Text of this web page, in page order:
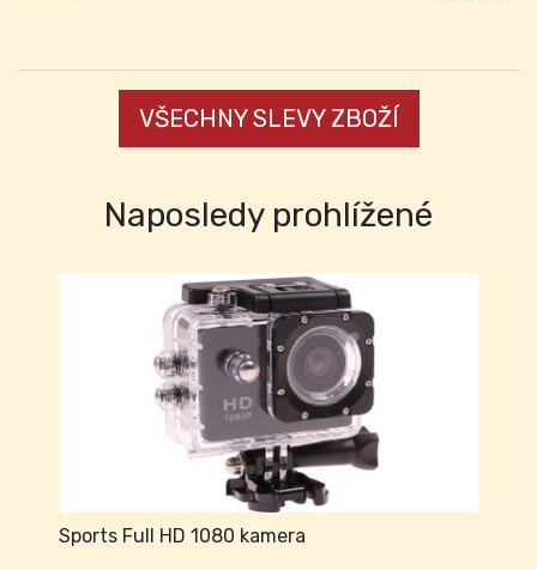
VŠECHNY SLEVY ZBOŽÍ
Naposledy prohlížené
Sports Full HD 1080 kamera